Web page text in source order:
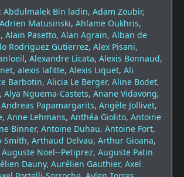
Abdulmalek Bin ladin, Adam Zoubir,
Adrien Matusinski, Ahlame Oukhris,
, Alain Pasetto, Alan Agrain, Alban de
Rodriguez Gutierrez, Alex Pisani,
, Alexandre Licata, Alexis Bonnaud,
, alexis lafitte, Alexis Liquet, Ali
Barbotin, Alicia Le Berger, Aline Bodet,
, Alya Nguema-Castets, Anane Vidavong,
Andreas Papamargarits, Angèle Jollivet,
, Anne Lehmans, Anthéa Giolito, Antoine
Binner, Antoine Duhau, Antoine Fort,
Smith, Arthaud Delvau, Arthur Gioana,
Auguste Noel--Petiprez, Auguste Patin
Dauny, Aurélien Gauthier, Axel